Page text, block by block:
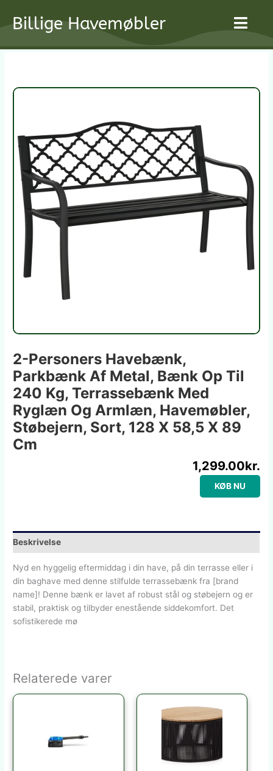
Billige Havemøbler
2-Personers Havebænk,
Parkbænk Af Metal, Bænk Op Til
240 Kg, Terrassebænk Med
Ryglæn Og Armlæn, Havemøbler,
Støbejern, Sort, 128 X 58,5 X 89
Cm
1,299.00kr.
KØB NU
Beskrivelse
Nyd en hyggelig eftermiddag i din have, på din terrasse eller i
din baghave med denne stilfulde terrassebænk fra [brand
name]! Denne bænk er lavet af robust stål og støbejern og er
stabil, praktisk og tilbyder enestående siddekomfort. Det
sofistikerede mø
Relaterede varer